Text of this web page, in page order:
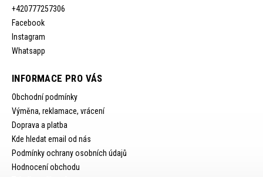
+420777257306
Facebook
Instagram
Whatsapp
INFORMACE PRO VÁS
Obchodní podmínky
Výměna, reklamace, vrácení
Doprava a platba
Kde hledat email od nás
Podmínky ochrany osobních údajů
Hodnocení obchodu